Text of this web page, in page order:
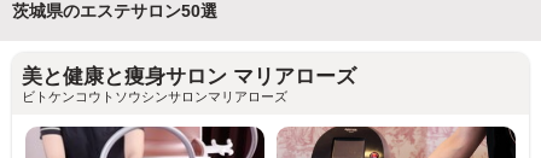
茨城県のエステサロン50選
美と健康と痩身サロン マリアローズ
ビトケンコウトソウシンサロンマリアローズ